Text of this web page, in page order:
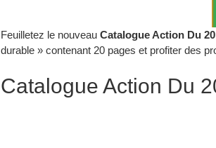
Feuilletez le nouveau Catalogue Action Du
durable » contenant 20 pages et profiter des
Catalogue Action Du